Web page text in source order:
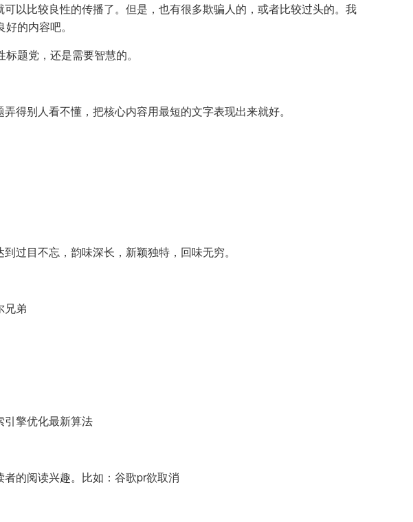
以比较良性的传播了。但是，也有很多欺骗人的，或者比较过头的。我
的内容吧。
题党，还是需要智慧的。
得别人看不懂，把核心内容用最短的文字表现出来就好。
过目不忘，韵味深长，新颖独特，回味无穷。
弟
引擎优化最新算法
的阅读兴趣。比如：谷歌pr欲取消